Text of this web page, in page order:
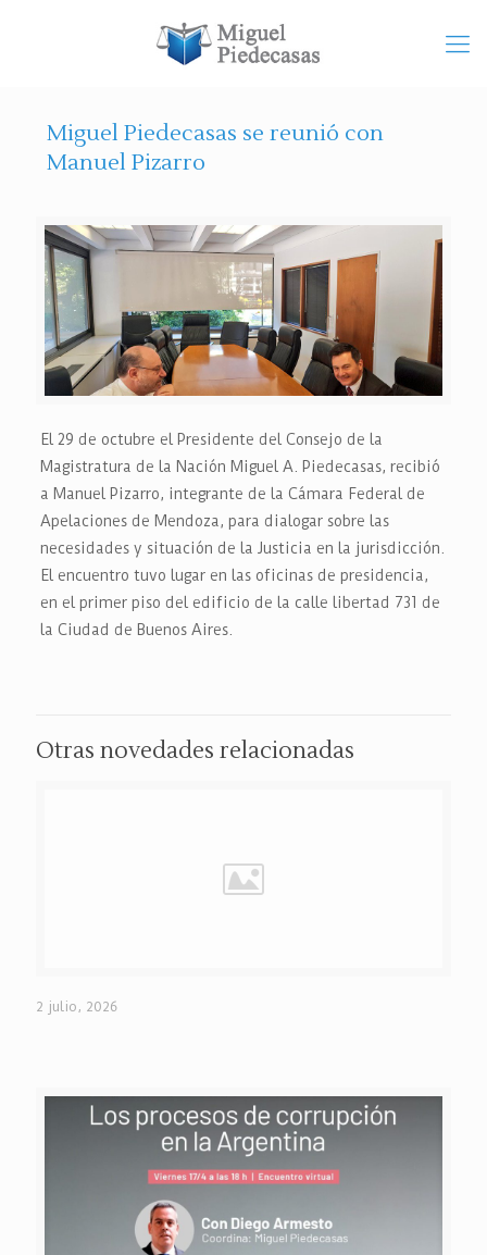
Miguel Piedecasas se reunió con
Manuel Pizarro
El 29 de octubre el Presidente del Consejo de la
Magistratura de la Nación Miguel A. Piedecasas, recibió
a Manuel Pizarro, integrante de la Cámara Federal de
Apelaciones de Mendoza, para dialogar sobre las
necesidades y situación de la Justicia en la jurisdicción.
El encuentro tuvo lugar en las oficinas de presidencia,
en el primer piso del edificio de la calle libertad 731 de
la Ciudad de Buenos Aires.
Otras novedades relacionadas
2 julio, 2026